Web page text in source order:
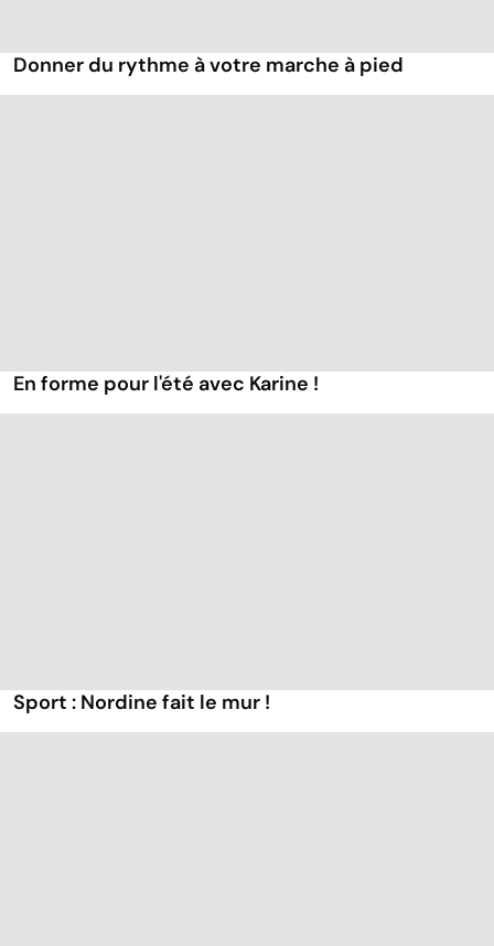
Donner du rythme à votre marche à pied
En forme pour l'été avec Karine !
Sport : Nordine fait le mur !